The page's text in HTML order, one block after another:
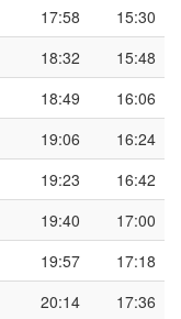
17:58
15:30
18:32
15:48
18:49
16:06
19:06
16:24
19:23
16:42
19:40
17:00
19:57
17:18
20:14
17:36